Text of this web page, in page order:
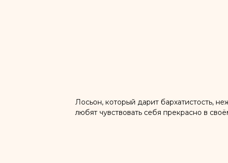
Лосьон, который дарит бархатистость,
любят чувствовать себя прекрасно в